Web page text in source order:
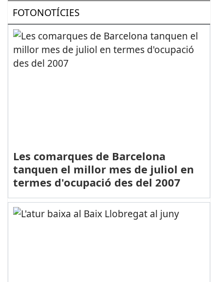
FOTONOTÍCIES
Les comarques de Barcelona
tanquen el millor mes de juliol en
termes d'ocupació des del 2007